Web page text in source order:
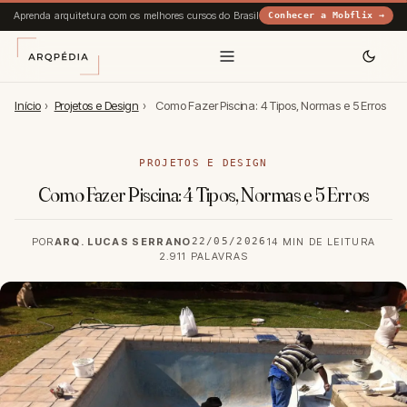
Aprenda arquitetura com os melhores cursos do Brasil Conhecer a Mobflix →
Início › Projetos e Design › Como Fazer Piscina: 4 Tipos, Normas e 5 Erros
PROJETOS E DESIGN
Como Fazer Piscina: 4 Tipos, Normas e 5 Erros
PORARQ. LUCAS SERRANO22/05/2026 14 MIN DE LEITURA
2.911 PALAVRAS